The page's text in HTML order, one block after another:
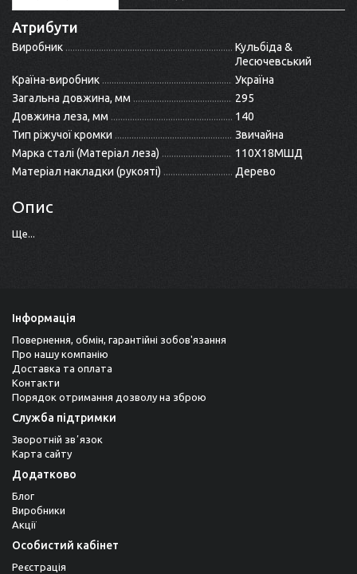
Атрибути
Виробник
Кульбіда &
Лесючевський
Країна-виробник
Україна
Загальна довжина, мм
295
Довжина леза, мм
140
Тип ріжучої кромки
Звичайна
Марка сталі (Матеріал леза)
110Х18МШД
Матеріал накладки (рукояті)
Дерево
Опис
Ще...
Інформація
Повернення, обмін, гарантійні зобов'язання
Про нашу компанію
Доставка та оплата
Контакти
Порядок отримання дозволу на зброю
Служба підтримки
Зворотній звʼязок
Карта сайту
Додатково
Блог
Виробники
Акції
Особистий кабінет
Реєстрація